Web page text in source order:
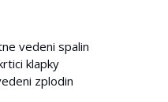
vedeni spalin
klapky
zplodin